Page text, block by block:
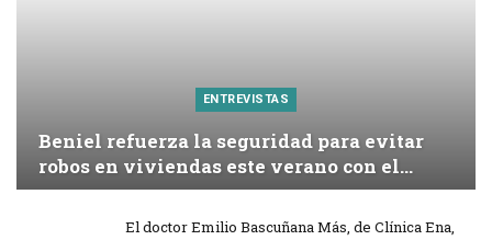
ENTREVISTAS
Beniel refuerza la seguridad para evitar
robos en viviendas este verano con el…
El doctor Emilio Bascuñana Más, de Clínica Ena,